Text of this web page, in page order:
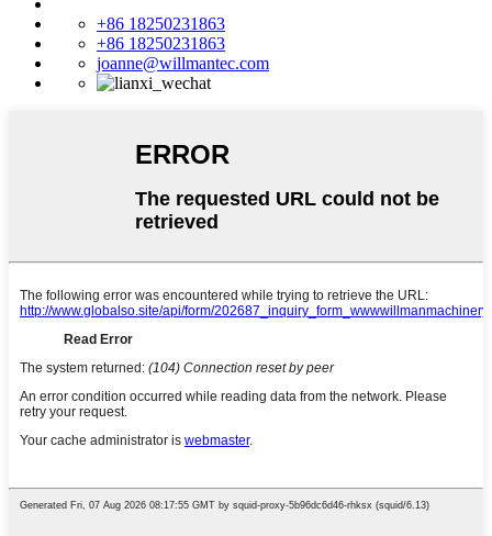
+86 18250231863
+86 18250231863
joanne@willmantec.com